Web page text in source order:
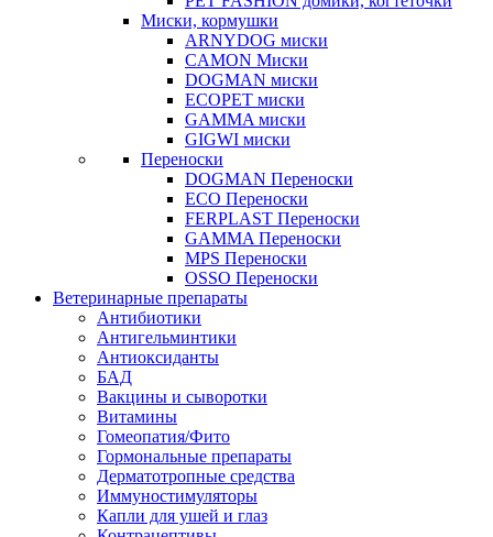
Миски, кормушки
ARNYDOG миски
CAMON Миски
DOGMAN миски
ECOPET миски
GAMMA миски
GIGWI миски
Переноски
DOGMAN Переноски
ECO Переноски
FERPLAST Переноски
GAMMA Переноски
MPS Переноски
OSSO Переноски
Ветеринарные препараты
Антибиотики
Антигельминтики
Антиоксиданты
БАД
Вакцины и сыворотки
Витамины
Гомеопатия/Фито
Гормональные препараты
Дерматотропные средства
Иммуностимуляторы
Капли для ушей и глаз